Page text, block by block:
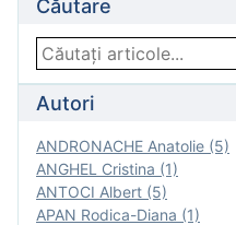
Căutare
Autori
ANDRONACHE Anatolie (5)
ANGHEL Cristina (1)
ANTOCI Albert (5)
APAN Rodica-Diana (1)